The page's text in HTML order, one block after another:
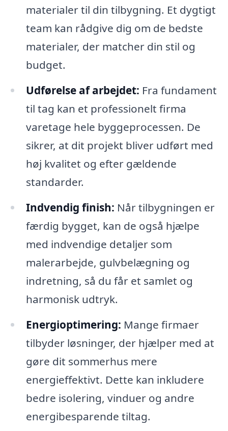
materialer til din tilbygning. Et dygtigt
team kan rådgive dig om de bedste
materialer, der matcher din stil og
budget.
Udførelse af arbejdet: Fra fundament
til tag kan et professionelt firma
varetage hele byggeprocessen. De
sikrer, at dit projekt bliver udført med
høj kvalitet og efter gældende
standarder.
Indvendig finish: Når tilbygningen er
færdig bygget, kan de også hjælpe
med indvendige detaljer som
malerarbejde, gulvbelægning og
indretning, så du får et samlet og
harmonisk udtryk.
Energioptimering: Mange firmaer
tilbyder løsninger, der hjælper med at
gøre dit sommerhus mere
energieffektivt. Dette kan inkludere
bedre isolering, vinduer og andre
energibesparende tiltag.